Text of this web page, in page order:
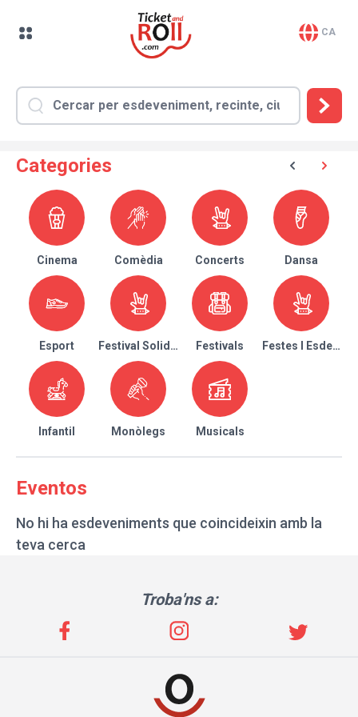
CA
Categories
Cinema Comèdia Concerts Dansa
Esport Festival Solidari Festivals Festes I
Infantil Monòlegs Musicals
Eventos
No hi ha esdeveniments que coincideixin amb la
teva cerca
Troba'ns a: